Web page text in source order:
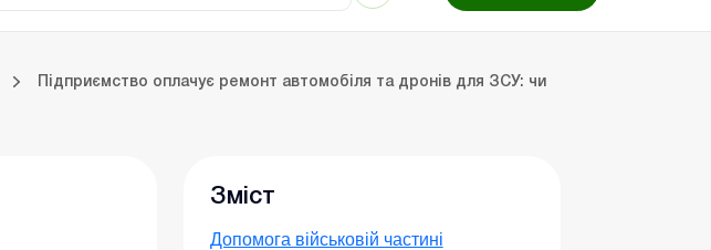
Підприємство оплачує ремонт автомобіля та дронів для ЗСУ: чи
Зміст
Допомога військовій частині